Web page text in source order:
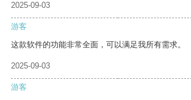
2025-09-03
游客
这款软件的功能非常全面，可以满足我所有需求。
2025-09-03
游客